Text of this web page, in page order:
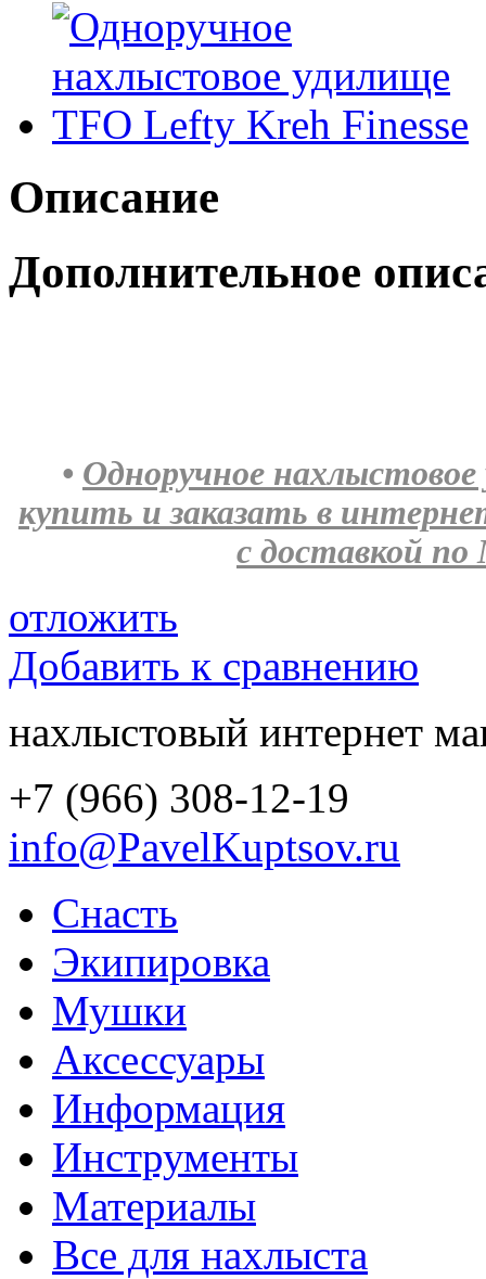
Описание
Дополнительное
• Одноручное
купить и заказать в
с доставкой по
отложить
Добавить к сравнению
нахлыстовый интернет
+7 (966) 308-12-19
info@PavelKuptsov.ru
Снасть
Экипировка
Мушки
Аксессуары
Информация
Инструменты
Материалы
Все для нахлыста